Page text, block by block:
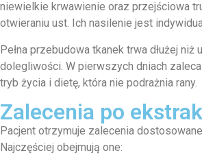
niewielkie krwawienie oraz przejściowa
otwieraniu ust. Ich nasilenie jest
Pełna przebudowa tkanek trwa dłużej
dolegliwości. W pierwszych dniach
tryb życia i dietę, która nie podrażnia rany.
Zalecenia po
Pacjent otrzymuje zalecenia
Najczęściej obejmują one: